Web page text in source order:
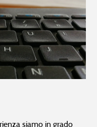
siamo in grado